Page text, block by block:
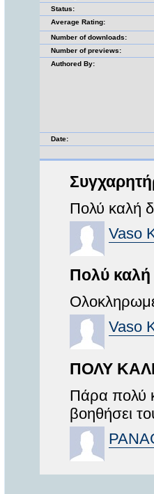
Status:
Average Rating:
Number of downloads:
Number of previews:
Authored By:
Date:
Πολύ καλή
Vaso
Πολύ καλή
Vaso
ΠΟΛΥ
Πάρα πολύ
βοηθήσει